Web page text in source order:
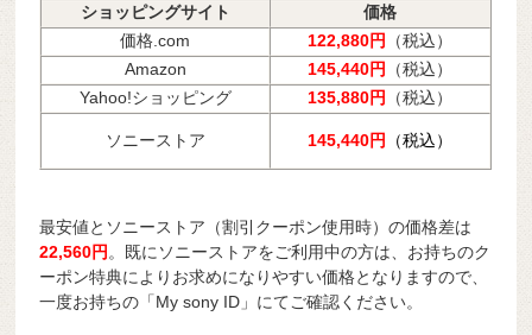
ショッピングサイト
価格
価格.com
122,880円
（税込）
Amazon
145,440円
（税込）
Yahoo!ショッピング
135,880円 （税込）
ソニーストア 145,440円 （税込）
最安値とソニーストア（割引クーポン使用時）の価格差は
22,560円 。既にソニーストアをご利用中の方は、お持ちのク
ーポン特典によりお求めになりやすい価格となりますので、
一度お持ちの「My sony ID」にてご確認ください。